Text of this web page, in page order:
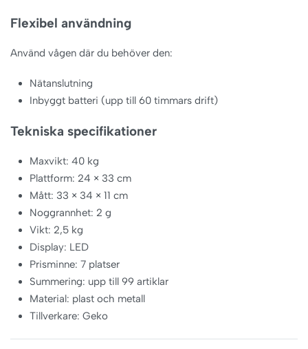
Flexibel användning
Använd vågen där du behöver den:
Nätanslutning
Inbyggt batteri (upp till 60 timmars drift)
Tekniska specifikationer
Maxvikt: 40 kg
Plattform: 24 × 33 cm
Mått: 33 × 34 × 11 cm
Noggrannhet: 2 g
Vikt: 2,5 kg
Display: LED
Prisminne: 7 platser
Summering: upp till 99 artiklar
Material: plast och metall
Tillverkare: Geko